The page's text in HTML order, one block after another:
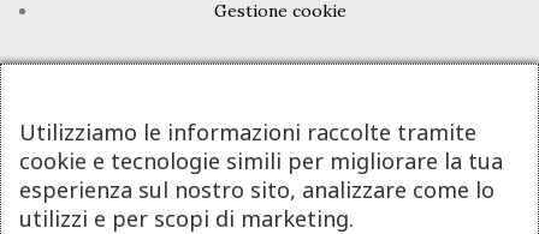
Gestione cookie
Chi siamo
Dicono di noi
Domande frequenti
Utilizziamo le informazioni raccolte tramite
cookie e tecnologie simili per migliorare la tua
esperienza sul nostro sito, analizzare come lo
utilizzi e per scopi di marketing.